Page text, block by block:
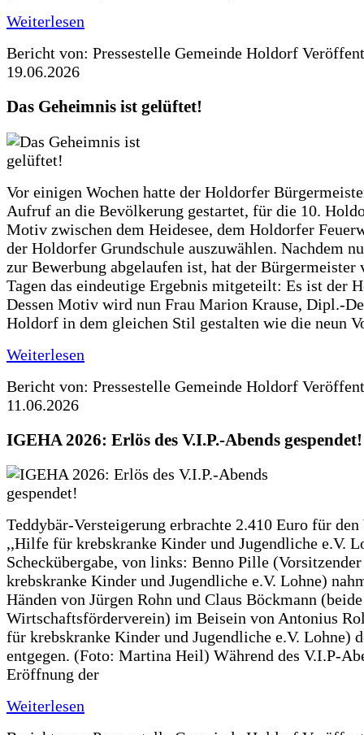
Weiterlesen
Bericht von: Pressestelle Gemeinde Holdorf
19.06.2026
Das Geheimnis ist gelüftet!
Vor einigen Wochen hatte der Holdorfer
Aufruf an die Bevölkerung gestartet, für die 10.
Motiv zwischen dem Heidesee, dem Holdorfer
der Holdorfer Grundschule auszuwählen. Nachdem
zur Bewerbung abgelaufen ist, hat der Bürgermeister
Tagen das eindeutige Ergebnis mitgeteilt: Es ist der
Dessen Motiv wird nun Frau Marion Krause, Dipl.-
Holdorf in dem gleichen Stil gestalten wie die neun
Weiterlesen
Bericht von: Pressestelle Gemeinde Holdorf
11.06.2026
IGEHA 2026: Erlös des V.I.P.-Abends gespendet!
Teddybär-Versteigerung erbrachte 2.410 Euro für den
,,Hilfe für krebskranke Kinder und Jugendliche e.V.
Scheckübergabe, von links: Benno Pille
krebskranke Kinder und Jugendliche e.V. Lohne)
Händen von Jürgen Rohn und Claus Böckmann
Wirtschaftsförderverein) im Beisein von Antonius
für krebskranke Kinder und Jugendliche e.V. Lohne)
entgegen. (Foto: Martina Heil) Während des V.I.P-
Eröffnung der
Weiterlesen